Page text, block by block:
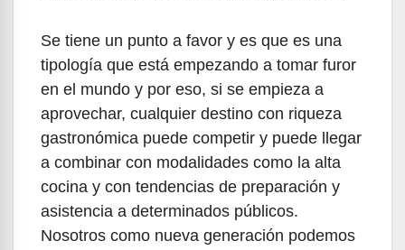
Se tiene un punto a favor y es que es una
tipología que está empezando a tomar furor
en el mundo y por eso, si se empieza a
aprovechar, cualquier destino con riqueza
gastronómica puede competir y puede llegar
a combinar con modalidades como la alta
cocina y con tendencias de preparación y
asistencia a determinados públicos.
Nosotros como nueva generación podemos